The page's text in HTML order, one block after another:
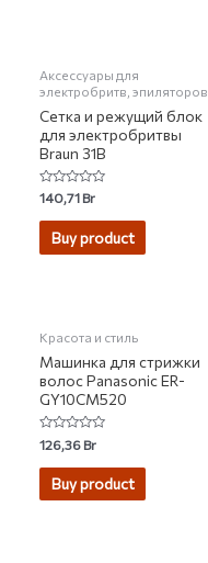
Аксессуары для
электробритв, эпиляторов
Сетка и режущий блок
для электробритвы
Braun 31B
Rated
0
out
140,71Br
Buy product
Красота и стиль
Машинка для стрижки
волос Panasonic ER-
GY10CM520
Rated
0
out
126,36Br
Buy product